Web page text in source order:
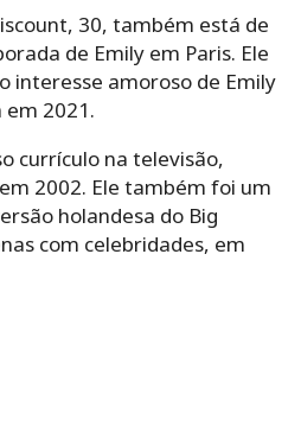
30, também está de
de Emily em Paris. Ele
interesse amoroso de Emily
2021.
currículo na televisão,
2002. Ele também foi um
holandesa do Big
com celebridades, em